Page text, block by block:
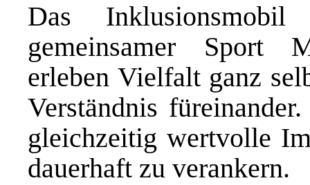
Das
gemeinsamer Sport
erleben Vielfalt ganz
Verständnis
gleichzeitig wertvolle
dauerhaft zu verankern.